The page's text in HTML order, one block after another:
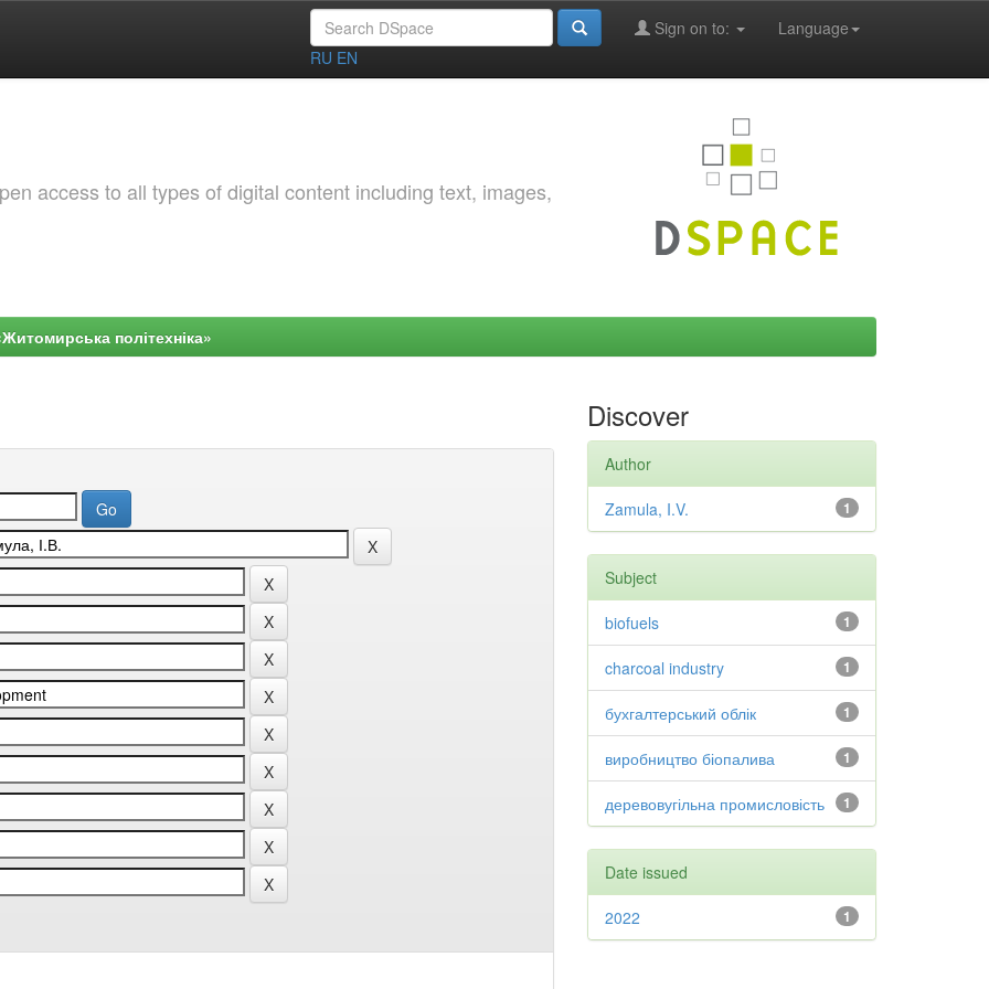
Language
Sign on to:
RU EN
access to all types of digital content including text, images,
політехніка»
Discover
Author
1
Zamula, I.V.
Subject
1
biofuels
1
charcoal industry
1
бухгалтерський облік
1
виробництво біопалива
1
деревовугільна промисловість
Date issued
1
2022